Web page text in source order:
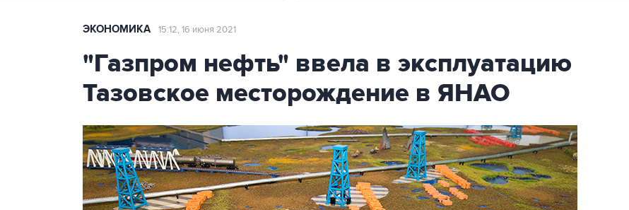
ЭКОНОМИКА 15:12, 16 июня 2021
"Газпром нефть" ввела в эксплуатацию
Тазовское месторождение в ЯНАО